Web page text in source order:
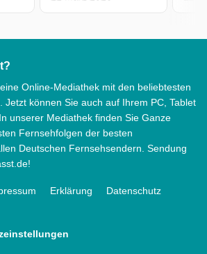
Online-Mediathek mit den beliebtesten
Jetzt können Sie auch auf Ihrem PC, Tablet
unserer Mediathek finden Sie Ganze
Fernsehfolgen der besten
Deutschen Fernsehsendern. Sendung
Erklärung
Datenschutz